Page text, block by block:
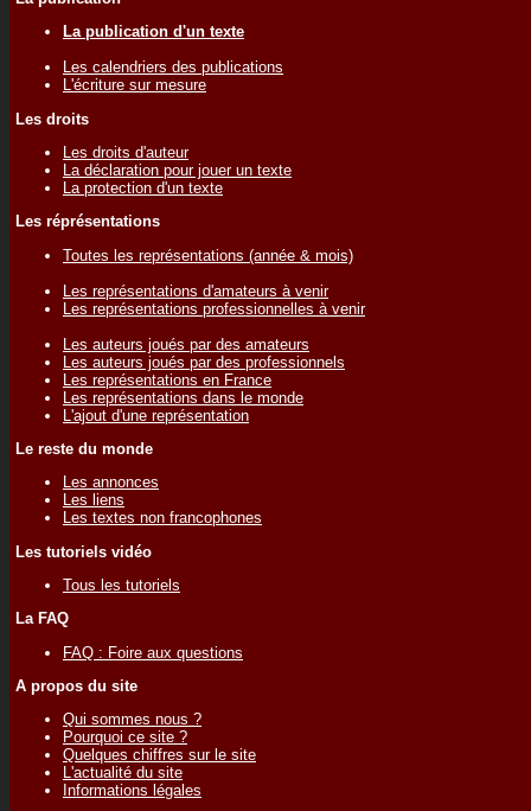
La publication d'un texte
Les calendriers des publications
L'écriture sur mesure
Les droits
Les droits d'auteur
La déclaration pour jouer un texte
La protection d'un texte
Les réprésentations
Toutes les représentations (année & mois)
Les représentations d'amateurs à venir
Les représentations professionnelles à venir
Les auteurs joués par des amateurs
Les auteurs joués par des professionnels
Les représentations en France
Les représentations dans le monde
L'ajout d'une représentation
Le reste du monde
Les annonces
Les liens
Les textes non francophones
Les tutoriels vidéo
Tous les tutoriels
La FAQ
FAQ : Foire aux questions
A propos du site
Qui sommes nous ?
Pourquoi ce site ?
Quelques chiffres sur le site
L'actualité du site
Informations légales